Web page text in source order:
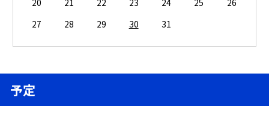
20
21 22 23 24 25
26
27
28 29 30 31
予定